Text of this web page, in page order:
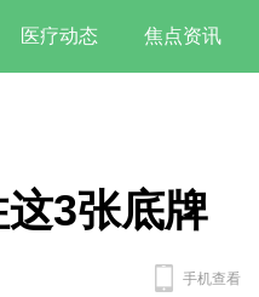
医疗动态 焦点资讯
3张底牌
手机查看